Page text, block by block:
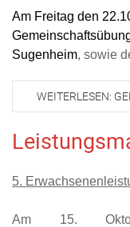
Am Freitag den
Sugenheim, sowie
WEITERLESEN:
5.
Am 15.